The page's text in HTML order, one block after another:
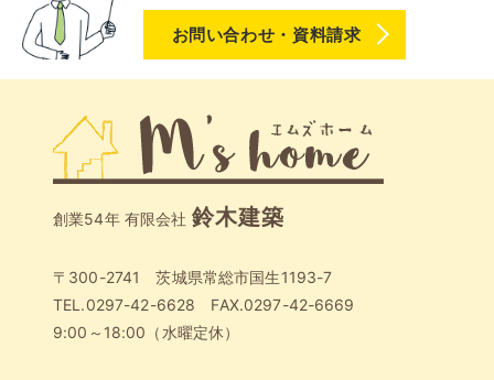
お問い合わせ・資料請求
創業54年 有限会社 鈴木建築
〒300-2741 茨城県常総市国生1193-7
TEL.0297-42-6628 FAX.0297-42-6669
9:00～18:00（水曜定休）